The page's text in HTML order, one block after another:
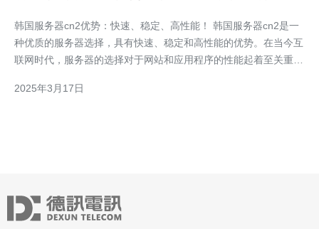
韩国服务器cn2优势：快速、稳定、高性能！ 韩国服务器cn2是一
种优质的服务器选择，具有快速、稳定和高性能的优势。在当今互
联网时代，服务器的选择对于网站和应用程序的性能起着至关重要
解并做出明智的选择。 韩国服务器cn2以其出色的网络连接速度而
2025年3月17日